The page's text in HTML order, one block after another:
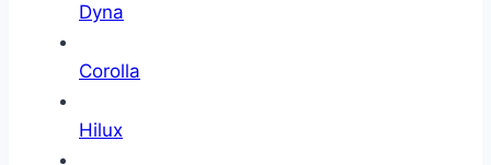
Dyna
Corolla
Hilux